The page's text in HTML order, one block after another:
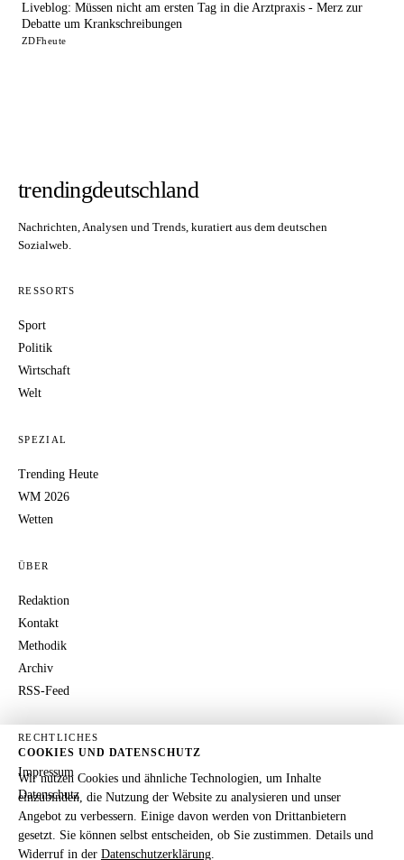
Liveblog: Müssen nicht am ersten Tag in die Arztpraxis - Merz zur
Debatte um Krankschreibungen
ZDFheute
trendingdeutschland
Nachrichten, Analysen und Trends, kuratiert aus dem deutschen
Sozialweb.
RESSORTS
Sport
Politik
Wirtschaft
Welt
SPEZIAL
Trending Heute
WM 2026
Wetten
ÜBER
Redaktion
Kontakt
Methodik
Archiv
RSS-Feed
RECHTLICHES
Impressum
Datenschutz
COOKIES UND DATENSCHUTZ
Wir nutzen Cookies und ähnliche Technologien, um Inhalte
einzubinden, die Nutzung der Website zu analysieren und unser
Angebot zu verbessern. Einige davon werden von Drittanbietern
gesetzt. Sie können selbst entscheiden, ob Sie zustimmen. Details und
Widerruf in der Datenschutzerklärung.